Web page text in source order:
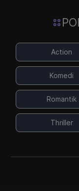
Action
Komedi
Romantik
Thriller